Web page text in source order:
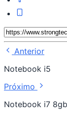
Anterior
Notebook i5
Próximo
Notebook i7 8gb